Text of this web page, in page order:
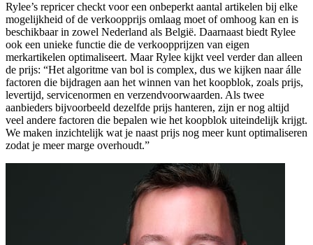
Rylee’s repricer checkt voor een onbeperkt aantal artikelen bij elke
mogelijkheid of de verkoopprijs omlaag moet of omhoog kan en is
beschikbaar in zowel Nederland als België. Daarnaast biedt Rylee
ook een unieke functie die de verkoopprijzen van eigen
merkartikelen optimaliseert. Maar Rylee kijkt veel verder dan alleen
de prijs: “Het algoritme van bol is complex, dus we kijken naar álle
factoren die bijdragen aan het winnen van het koopblok, zoals prijs,
levertijd, servicenormen en verzendvoorwaarden. Als twee
aanbieders bijvoorbeeld dezelfde prijs hanteren, zijn er nog altijd
veel andere factoren die bepalen wie het koopblok uiteindelijk krijgt.
We maken inzichtelijk wat je naast prijs nog meer kunt optimaliseren
zodat je meer marge overhoudt.”